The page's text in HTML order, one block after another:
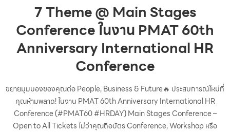
7 Theme @ Main Stages
Conference ในงาน PMAT 60th
Anniversary International HR
Conference
ขยายมุมมองของคุณต่อ People, Business & Future🔥 ประสบการณ์ใหม่ที่
คุณห้ามพลาด! ในงาน PMAT 60th Anniversary International HR
Conference (#PMAT60 #HRDAY) Main Stages Conference –
Open to All Tickets ไม่ว่าคุณถือบัตร Conference, Workshop หรือ